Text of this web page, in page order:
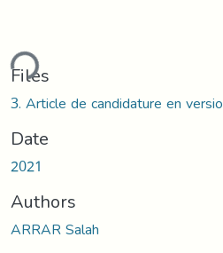
Files
3. Article de candidature en
Date
2021
Authors
ARRAR Salah